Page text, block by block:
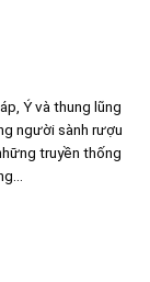
Ý và thung lũng
người sành rượu
truyền thống